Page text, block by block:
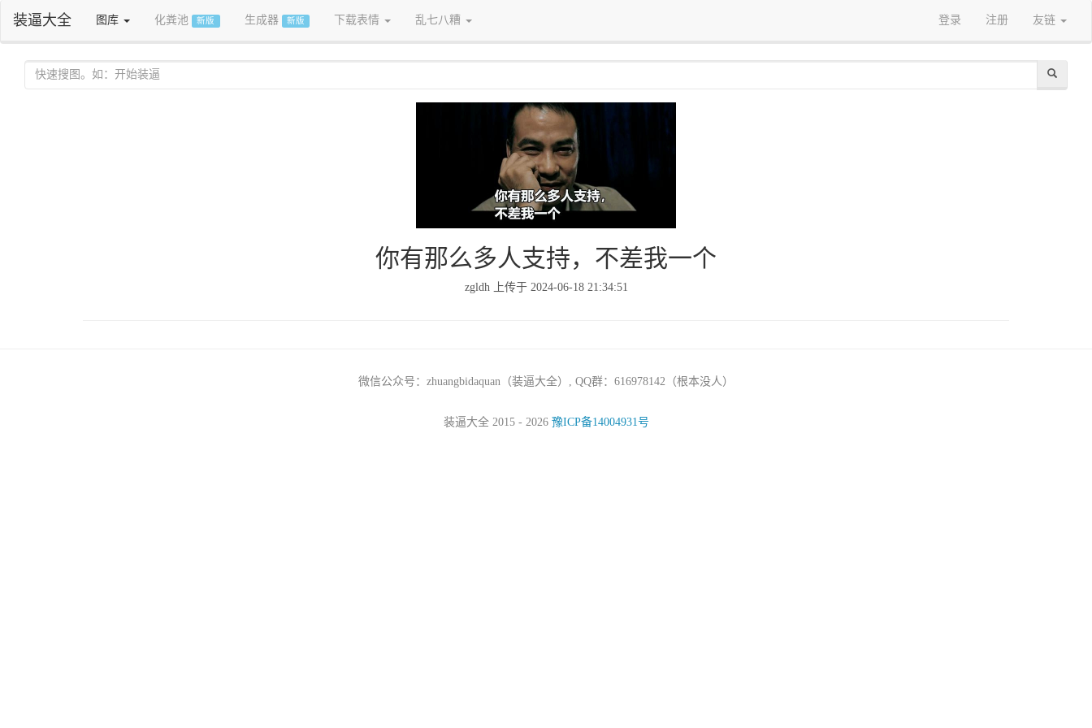
装逼大全 图库 化粪池 新版 生成器 新版 下载表情 乱七八糟 登录 注册 友链
你有那么多人支持，不差我一个
zgldh 上传于 2024-06-18 21:34:51
微信公众号：zhuangbidaquan（装逼大全）, QQ群：616978142（根本没人）
装逼大全 2015 - 2026 豫ICP备14004931号